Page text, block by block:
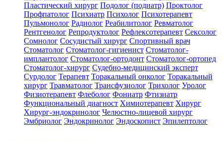
Пластический хирург Подолог (подиатр) Проктолог
Профпатолог Психиатр Психолог Психотерапевт
Пульмонолог Радиолог Реабилитолог Ревматолог
Рентгенолог Репродуктолог Рефлексотерапевт Сексолог
Сомнолог Сосудистый хирург Спортивный врач
Стоматолог Стоматолог-гигиенист Стоматолог-
имплантолог Стоматолог-ортодонт Стоматолог-ортопед
Стоматолог-хирург Судебно-медицинский эксперт
Сурдолог Терапевт Торакальный онколог Торакальный
хирург Травматолог Трансфузиолог Трихолог Уролог
Физиотерапевт Флеболог Фониатр Фтизиатр
Функциональный диагност Химиотерапевт Хирург
Хирург-эндокринолог Челюстно-лицевой хирург
Эмбриолог Эндокринолог Эндоскопист Эпилептолог